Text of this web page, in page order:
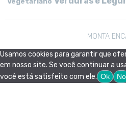
MONTA
Usamos cookies para garantir que
em nosso site. Se você continuar a
você está satisfeito com ele. Ok No